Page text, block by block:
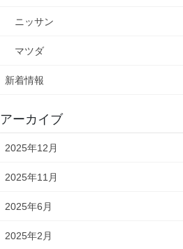
ニッサン
マツダ
新着情報
アーカイブ
2025年12月
2025年11月
2025年6月
2025年2月